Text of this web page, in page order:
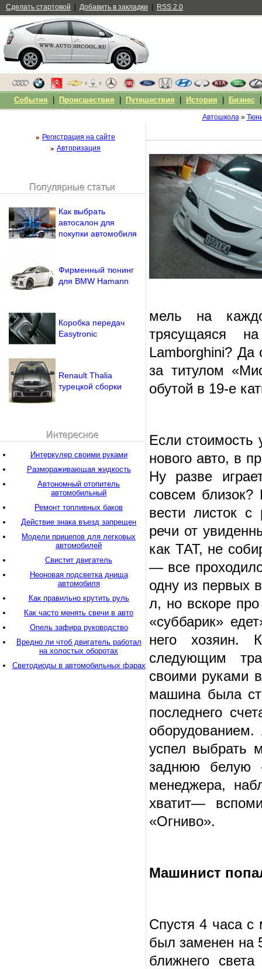
Автошкола»
мель на
трясущаяся
Lamborghini? Да
за титулом
обутой в 19-е
Если стоимость
нового авто, в
Ну разве
совсем
вести листок
речи от
как ТАТ, не
— все
одну из первых
л, но вскоре
«суббарик»
него хозяин.
следующим
своими руками
машина была
последнего
успел выбрать
заднюю белую
менеджера,
хватит—
«Огниво».
Машинист
Спустя 4 часа с
был заменен на
ближнего
Регистрация на сайте
Авторизация
Напомнить пароль?
Популярные статьи
Как выбрать
автосалон для
покупки автомобиля
Фирменный тюнинг
для BMW Hamann
Коробка передач
Easytronic
Renault Thalia
турецкой сборки
Интересное
Интеркулер своими руками
Размораживающая жидкость
Автономный отопитель
автомобильный
Ремонт топливных баков
Действие знака въезд запрещен
Модели прицепов для легковых
автомобилей
Свистит двигатель
Неоновая подсветка днища
автомобиля
Как правильно крутить руль
Как часто менять свечи в авто
Опель зафира руководство
Вредно ли чтоб двигатель работал
на холостых оборотах
Светодиоды в автомобильных фарах
Сделать стартовой Добавить в закладки RSS 2.0
События Происшествия Путешествия История Бизнес